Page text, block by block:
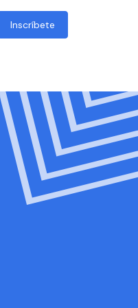
Inscríbete